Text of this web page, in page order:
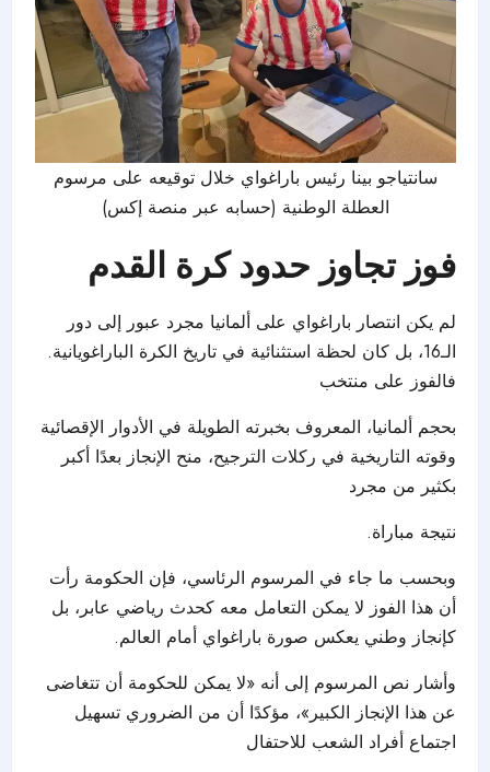
سانتياجو بينا رئيس باراغواي خلال توقيعه على مرسوم
العطلة الوطنية (حسابه عبر منصة إكس)
فوز تجاوز حدود كرة القدم
لم يكن انتصار باراغواي على ألمانيا مجرد عبور إلى دور
الـ16، بل كان لحظة استثنائية في تاريخ الكرة الباراغويانية.
فالفوز على منتخب
بحجم ألمانيا، المعروف بخبرته الطويلة في الأدوار الإقصائية
وقوته التاريخية في ركلات الترجيح، منح الإنجاز بعدًا أكبر
بكثير من مجرد
نتيجة مباراة.
وبحسب ما جاء في المرسوم الرئاسي، فإن الحكومة رأت
أن هذا الفوز لا يمكن التعامل معه كحدث رياضي عابر، بل
كإنجاز وطني يعكس صورة باراغواي أمام العالم.
وأشار نص المرسوم إلى أنه «لا يمكن للحكومة أن تتغاضى
عن هذا الإنجاز الكبير»، مؤكدًا أن من الضروري تسهيل
اجتماع أفراد الشعب للاحتفال